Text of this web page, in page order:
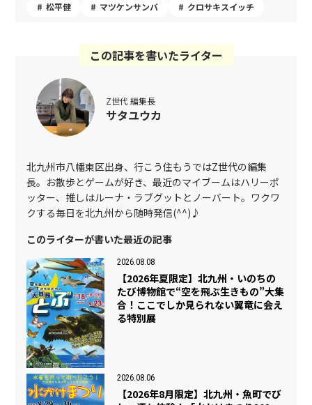
松平健 マツケンサンバ クロサキスイッチ
この記事を書いたライター
Z世代 編集長
サタユウカ
北九州市八幡東区出身、行こう住もうではZ世代の編集
長。お散歩とゲームが好き、最近のマイブームはハリーポ
ッター、推しはルーナ・ラブグットとノーバート。ワクワ
クする毎日を北九州から随時発信(^^)♪
このライターが書いた最近の記事
2026.08.08
【2026年夏限定】北九州・いのちの
たび博物館で“空を飛ぶ生きもの”大集
合！ここでしか見られない翼竜に会え
る特別展
2026.08.06
【2026年8月限定】北九州・魚町でび